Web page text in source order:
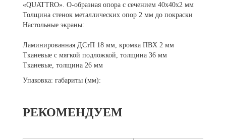
«QUATTRO». О-образная опора с сечением 40х40х2 мм
Толщина стенок металлических опор 2 мм до покраски
Настольные экраны:
Ламинированная ДСтП 18 мм, кромка ПВХ 2 мм
Тканевые с мягкой подложкой, толщина 36 мм
Тканевые, толщина 26 мм
Упаковка: габариты (мм):
РЕКОМЕНДУЕМ